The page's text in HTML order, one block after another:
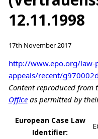
12.11.1998
17th November 2017
http://www.epo.org/law-
appeals/recent/
Content reproduced from
Officeas permitted by
European Case Law
Identifier: